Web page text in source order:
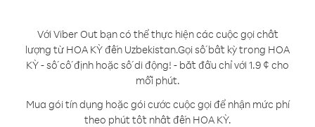
Với Viber Out bạn có thể thực hiện các cuộc gọi chất
lượng từ HOA KỲ đến Uzbekistan.Gọi số bất kỳ trong HOA
KỲ - số cố định hoặc số di động! - bắt đầu chỉ với 1.9 ¢ cho
mỗi phút.
Mua gói tín dụng hoặc gói cước cuộc gọi để nhận mức phí
theo phút tốt nhất đến HOA KỲ.